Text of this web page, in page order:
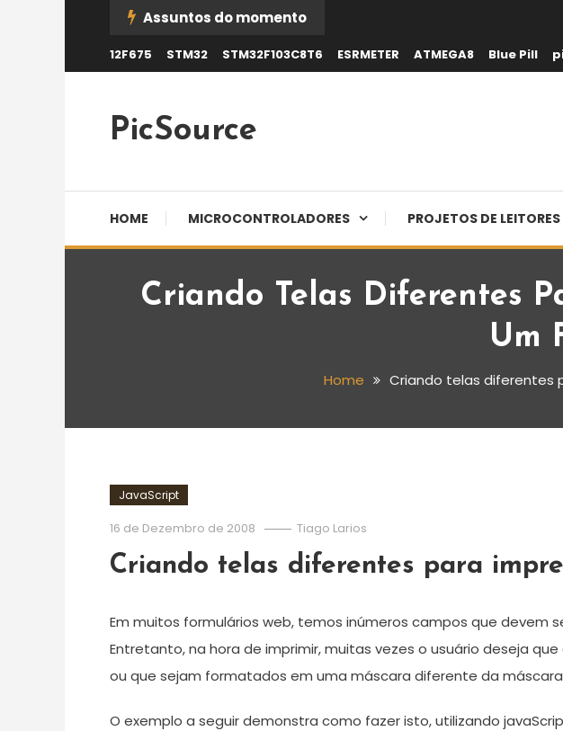
Content
Assuntos do momento
12F675 STM32 STM32F103C8T6 ESRMETER ATMEGA8 Blue Pill
PicSource
HOME MICROCONTROLADORES PROJETOS DE LEITORES
Criando Telas Diferentes
Um
Home Criando telas diferentes
JavaScript
16 de Dezembro de 2008 Tiago Larios
Criando telas diferentes para
Em muitos formulários web, temos inúmeros campos que devem
Entretanto, na hora de imprimir, muitas vezes o usuário deseja
ou que sejam formatados em uma máscara diferente da
O exemplo a seguir demonstra como fazer isto, utilizando javaScript